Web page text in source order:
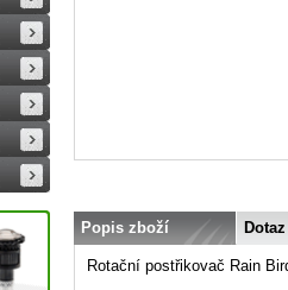
Popis zboží
Rotační postřikovač Rain